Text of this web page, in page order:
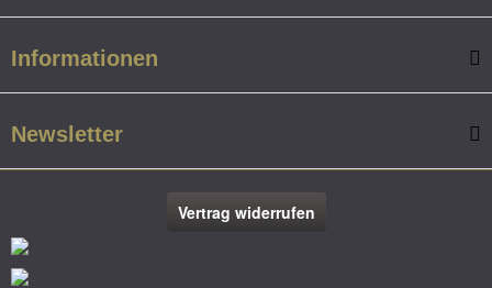
Informationen
Newsletter
Vertrag widerrufen